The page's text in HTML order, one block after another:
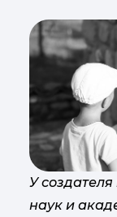
У
наук и